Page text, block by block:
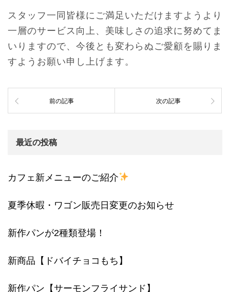
スタッフ一同皆様にご満足いただけますようより
一層のサービス向上、美味しさの追求に努めてま
いりますので、今後とも変わらぬご愛顧を賜りま
すようお願い申し上げます。
前の記事 次の記事
最近の投稿
カフェ新メニューのご紹介
夏季休暇・ワゴン販売日変更のお知らせ
新作パンが2種類登場！
新商品【ドバイチョコもち】
新作パン【サーモンフライサンド】